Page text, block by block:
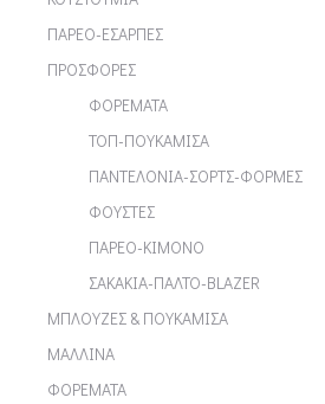
ΠΑΡΕΟ-ΕΣΑΡΠΕΣ
ΠΡΟΣΦΟΡΕΣ
ΦΟΡΕΜΑΤΑ
ΤΟΠ-ΠΟΥΚΑΜΙΣΑ
ΠΑΝΤΕΛΟΝΙΑ-ΣΟΡΤΣ-ΦΟΡΜΕΣ
ΦΟΥΣΤΕΣ
ΠΑΡΕΟ-ΚΙΜΟΝΟ
ΣΑΚΑΚΙΑ-ΠΑΛΤΟ-BLAZER
ΜΠΛΟΥΖΕΣ & ΠΟΥΚΑΜΙΣΑ
ΜΑΛΛΙΝΑ
ΦΟΡΕΜΑΤΑ